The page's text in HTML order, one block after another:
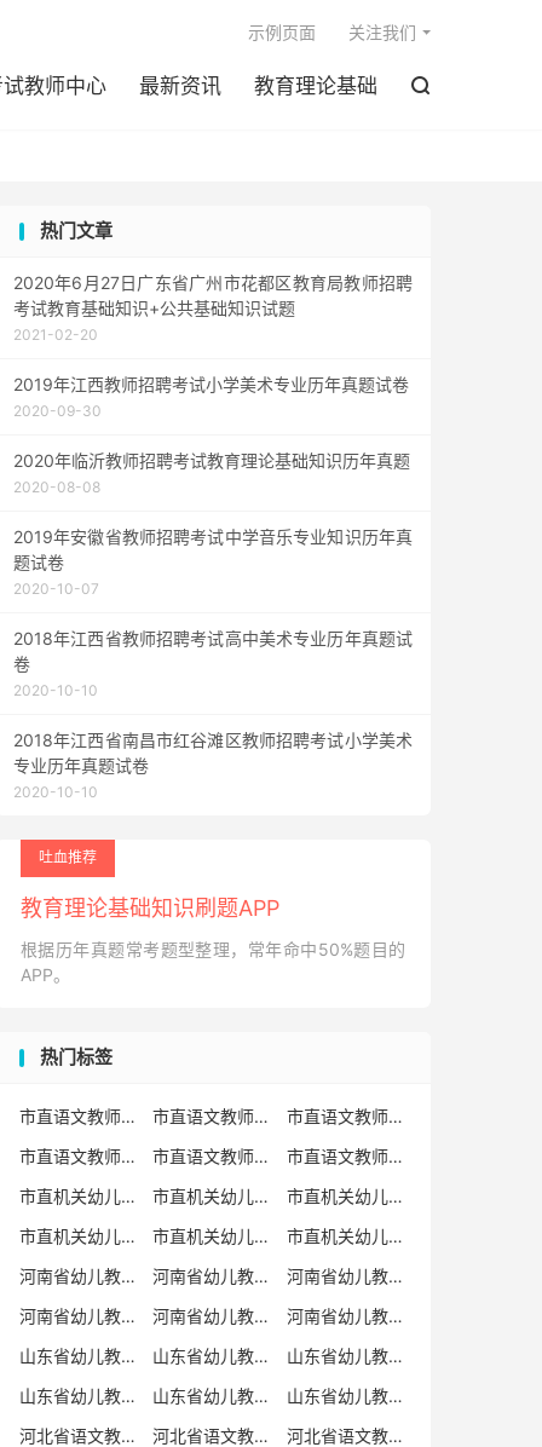
教师中心 最新资讯 教育理论基础 
示例页面 关注我们
热门文章
2020年6月27日广东省广州市花都区教育局教师招聘
考试教育基础知识+公共基础知识试题
2021-02-20
2019年江西教师招聘考试小学美术专业历年真题试卷
2020-09-30
2020年临沂教师招聘考试教育理论基础知识历年真题
2020-08-08
2019年安徽省教师招聘考试中学音乐专业知识历年真
题试卷
2020-10-07
2018年江西省教师招聘考试高中美术专业历年真题试
卷
2020-10-10
2018年江西省南昌市红谷滩区教师招聘考试小学美术
专业历年真题试卷
2020-10-10
吐血推荐
教育理论基础知识刷题APP
根据历年真题常考题型整理，常年命中50%题目的
APP。
热门标签
市直语文教师招聘 市直语文教师招聘考试真题
市直语文教师招聘考试真题卷
市直语文教师编制考试真题
市直语文教师编制考试真题卷
市直语文教师考试
市直机关幼儿教师招聘
市直机关幼儿教师考试
市直机关幼儿教师招聘考试真题
市直机关幼儿教师招聘考试真题卷
市直机关幼儿教师编制考试真题卷
市直机关幼儿教师编制考试真题
河南省幼儿教师招聘
河南省幼儿教师考试
河南省幼儿教师招聘考试真题
河南省幼儿教师招聘考试真题卷
河南省幼儿教师编制考试真题
河南省幼儿教师编制考试真题卷
山东省幼儿教师招聘
山东省幼儿教师考试
山东省幼儿教师招聘考试真题
山东省幼儿教师招聘考试真题卷
山东省幼儿教师编制考试真题
山东省幼儿教师编制考试真题卷
河北省语文教师招聘
河北省语文教师招聘考试真题
河北省语文教师招聘考试真题卷